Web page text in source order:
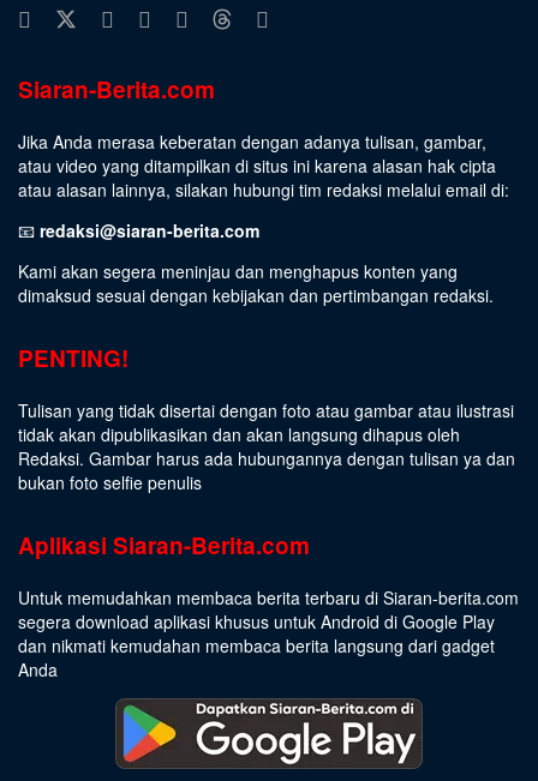
Siaran-Berita.com
Jika Anda merasa keberatan dengan adanya tulisan, gambar,
atau video yang ditampilkan di situs ini karena alasan hak cipta
atau alasan lainnya, silakan hubungi tim redaksi melalui email di:
📧 redaksi@siaran-berita.com
Kami akan segera meninjau dan menghapus konten yang
dimaksud sesuai dengan kebijakan dan pertimbangan redaksi.
PENTING!
Tulisan yang tidak disertai dengan foto atau gambar atau ilustrasi
tidak akan dipublikasikan dan akan langsung dihapus oleh
Redaksi. Gambar harus ada hubungannya dengan tulisan ya dan
bukan foto selfie penulis
Aplikasi Siaran-Berita.com
Untuk memudahkan membaca berita terbaru di Siaran-berita.com
segera download aplikasi khusus untuk Android di Google Play
dan nikmati kemudahan membaca berita langsung dari gadget
Anda